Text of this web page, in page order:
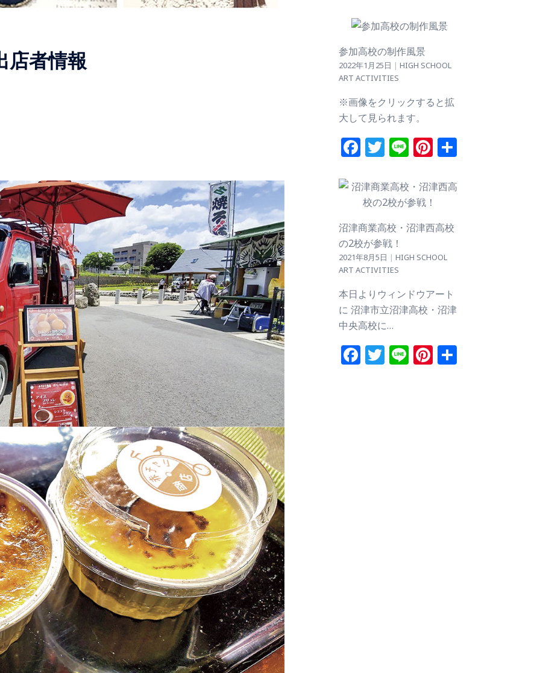
店者情報 参加高校の制作風景
2022年1月25日 | HIGH SCHOOL
ART ACTIVITIES
※画像をクリックすると拡
大して見られます。
Facebook
Twitter
LinePinterest
共
沼津商業高校・沼津西高校
の2校が参戦！
2021年8月5日 | HIGH SCHOOL
ART ACTIVITIES
本日よりウィンドウアート
に 沼津市立沼津高校・沼津
中央高校に…
Facebook
Twitter
LinePinterest
共